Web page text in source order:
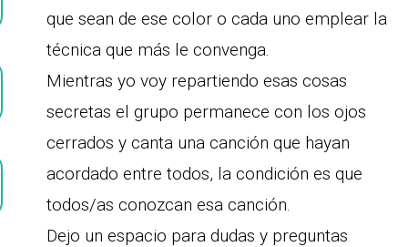
que sean de ese color o cada uno emplear la
técnica que más le convenga.
Mientras yo voy repartiendo esas cosas
secretas el grupo permanece con los ojos
cerrados y canta una canción que hayan
acordado entre todos, la condición es que
todos/as conozcan esa canción.
Dejo un espacio para dudas y preguntas